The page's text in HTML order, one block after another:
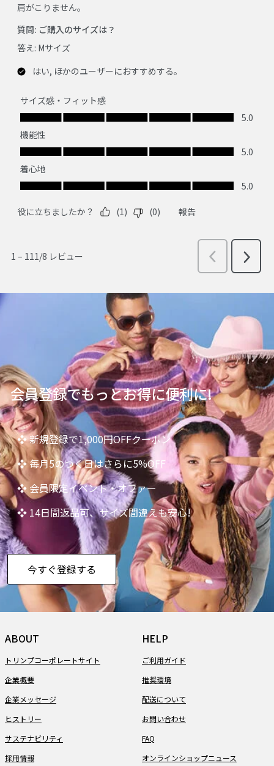
会員登録でもっとお得に便利に!
❖ 新規登録で1,000円OFFクーポン
❖ 毎月5のつく日はさらに5%OFF
❖ 会員限定イベント・オファー
❖ 14日間返品可、サイズ間違えも安心!
今すぐ登録する
ABOUT
トリンプコーポレートサイト
企業概要
企業メッセージ
ヒストリー
サステナビリティ
採用情報
HELP
ご利用ガイド
推奨環境
配送について
お問い合わせ
FAQ
オンラインショップニュース